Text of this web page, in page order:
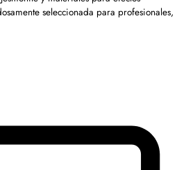
seleccionada para profesionales,